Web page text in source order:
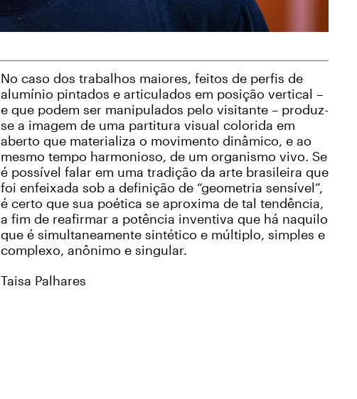
No caso dos trabalhos maiores, feitos de perfis de
alumínio pintados e articulados em posição vertical –
e que podem ser manipulados pelo visitante – produz-
se a imagem de uma partitura visual colorida em
aberto que materializa o movimento dinâmico, e ao
mesmo tempo harmonioso, de um organismo vivo. Se
é possível falar em uma tradição da arte brasileira que
foi enfeixada sob a definição de “geometria sensível”,
é certo que sua poética se aproxima de tal tendência,
a fim de reafirmar a potência inventiva que há naquilo
que é simultaneamente sintético e múltiplo, simples e
complexo, anônimo e singular.
Taisa Palhares